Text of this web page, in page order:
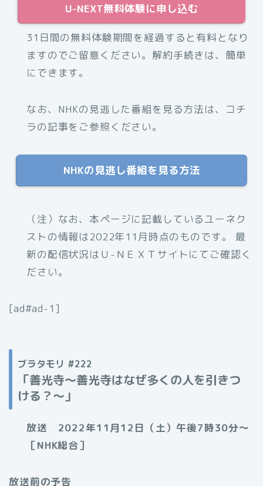
U-NEXT無料体験に申し込む
31日間の無料体験期間を経過すると有料となり
ますのでご留意ください。解約手続きは、簡単
にできます。
なお、NHKの見逃した番組を見る方法は、コチ
ラの記事をご参照ください。
NHKの見逃し番組を見る方法
（注）なお、本ページに記載しているユーネク
ストの情報は2022年11月時点のものです。 最
新の配信状況はＵ-ＮＥＸＴサイトにてご確認く
ださい。
[ad#ad-1]
ブラタモリ #222
「善光寺〜善光寺はなぜ多くの人を引きつ
ける？〜」
放送 2022年11月12日（土）午後7時30分〜
［NHK総合］
放送前の予告